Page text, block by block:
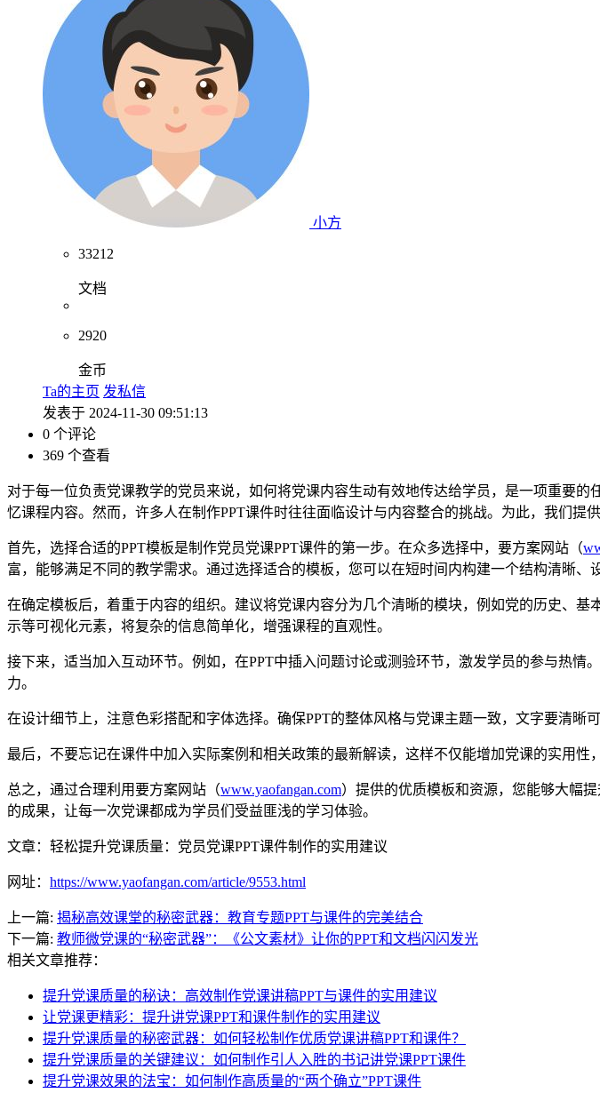
小方
33212
文档
2920
金币
Ta的主页 发私信
发表于 2024-11-30 09:51:13
0 个评论
369 个查看
对于每一位负责党课教学的党员来说，如何将党课内容生动有效地传达给学员，是一项重要
忆课程内容。然而，许多人在制作PPT课件时往往面临设计与内容整合的挑战。为此，我们提
首先，选择合适的PPT模板是制作党员党课PPT课件的第一步。在众多选择中，要方案网站（
富，能够满足不同的教学需求。通过选择适合的模板，您可以在短时间内构建一个结构清晰、
在确定模板后，着重于内容的组织。建议将党课内容分为几个清晰的模块，例如党的历史、
示等可视化元素，将复杂的信息简单化，增强课程的直观性。
接下来，适当加入互动环节。例如，在PPT中插入问题讨论或测验环节，激发学员的参与热
力。
在设计细节上，注意色彩搭配和字体选择。确保PPT的整体风格与党课主题一致，文字要清晰
最后，不要忘记在课件中加入实际案例和相关政策的最新解读，这样不仅能增加党课的实用性
总之，通过合理利用要方案网站（www.yaofangan.com）提供的优质模板和资源，您能够大幅
的成果，让每一次党课都成为学员们受益匪浅的学习体验。
文章：轻松提升党课质量：党员党课PPT课件制作的实用建议
网址： https://www.yaofangan.com/article/9553.html
上一篇: 揭秘高效课堂的秘密武器：教育专题PPT与课件的完美结合
下一篇: 教师微党课的“秘密武器”：《公文素材》让你的PPT和文档闪闪发光
相关文章推荐：
提升党课质量的秘诀：高效制作党课讲稿PPT与课件的实用建议
让党课更精彩：提升讲党课PPT和课件制作的实用建议
提升党课质量的秘密武器：如何轻松制作优质党课讲稿PPT和课件？
提升党课质量的关键建议：如何制作引人入胜的书记讲党课PPT课件
提升党课效果的法宝：如何制作高质量的“两个确立”PPT课件